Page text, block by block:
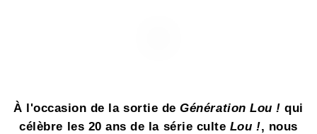
À l'occasion de la sortie deGénération Lou ! qui
célèbre les 20 ans de la série culte Lou !, nous